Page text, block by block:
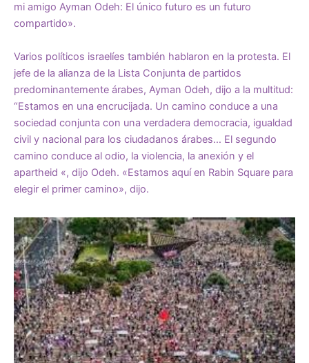
mi amigo Ayman Odeh: El único futuro es un futuro
compartido».
Varios políticos israelíes también hablaron en la protesta. El
jefe de la alianza de la Lista Conjunta de partidos
predominantemente árabes, Ayman Odeh, dijo a la multitud:
“Estamos en una encrucijada. Un camino conduce a una
sociedad conjunta con una verdadera democracia, igualdad
civil y nacional para los ciudadanos árabes… El segundo
camino conduce al odio, la violencia, la anexión y el
apartheid «, dijo Odeh. «Estamos aquí en Rabin Square para
elegir el primer camino», dijo.